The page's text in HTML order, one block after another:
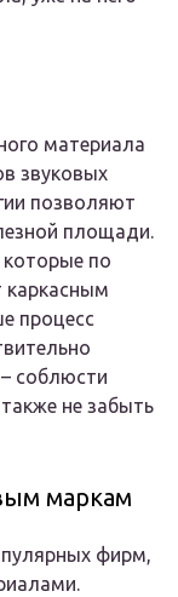
материала
звуковых
позволяют
площади.
по
каркасным
процесс
соблюсти
не забыть
маркам
фирм,